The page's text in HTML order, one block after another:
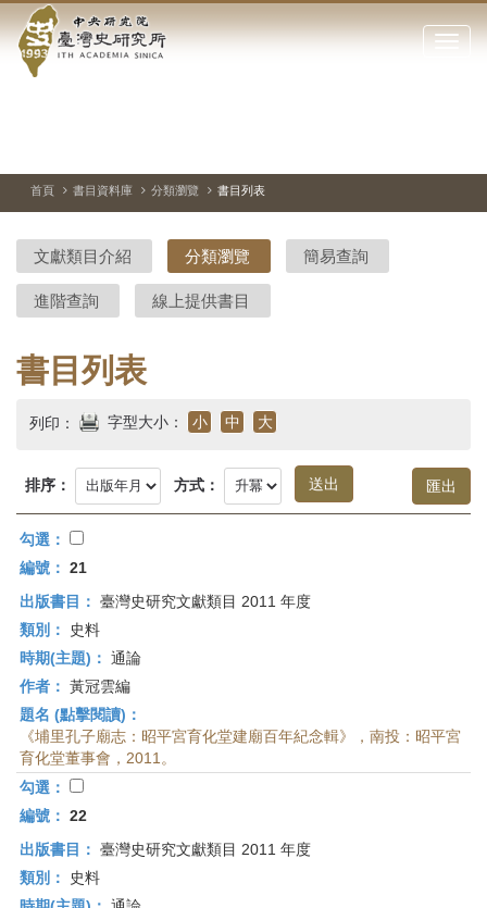
到中
央
院-
臺
灣
史
研
究
首
頁
點
閉
站
停、
圖
圖
結
首頁 書目資料庫 分類瀏覽 書目列表
文獻類目介紹 分類瀏覽 簡易查詢
進階查詢 線上提供書目
書目列表
列印： 字型大小： 小 中 大
排序： 方式：
勾選：
編號： 21
出版書目： 臺灣史研究文獻類目 2011 年度
類別：
史料
時期(主題)： 通論
作者： 黃冠雲編
題名 (點擊閱讀)：
《埔里孔子廟志：昭平宮育化堂建廟百年紀念輯》，南投：昭平宮
育化堂董事會，2011。
勾選：
編號： 22
出版書目： 臺灣史研究文獻類目 2011 年度
類別：
史料